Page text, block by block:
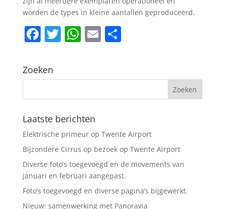
worden de types in kleine aantallen geproduceerd.
F
c
e
b
o
o
k
T
er
W
s
A
p
p
E
l
D
n
Zoeken
Laatste berichten
Elektrische primeur op Twente Airport
Bijzondere Cirrus op bezoek op Twente Airport
Diverse foto’s toegevoegd en de movements van
januari en februari aangepast.
Foto’s toegevoegd en diverse pagina’s bijgewerkt.
Nieuw: samenwerking met Panoravia